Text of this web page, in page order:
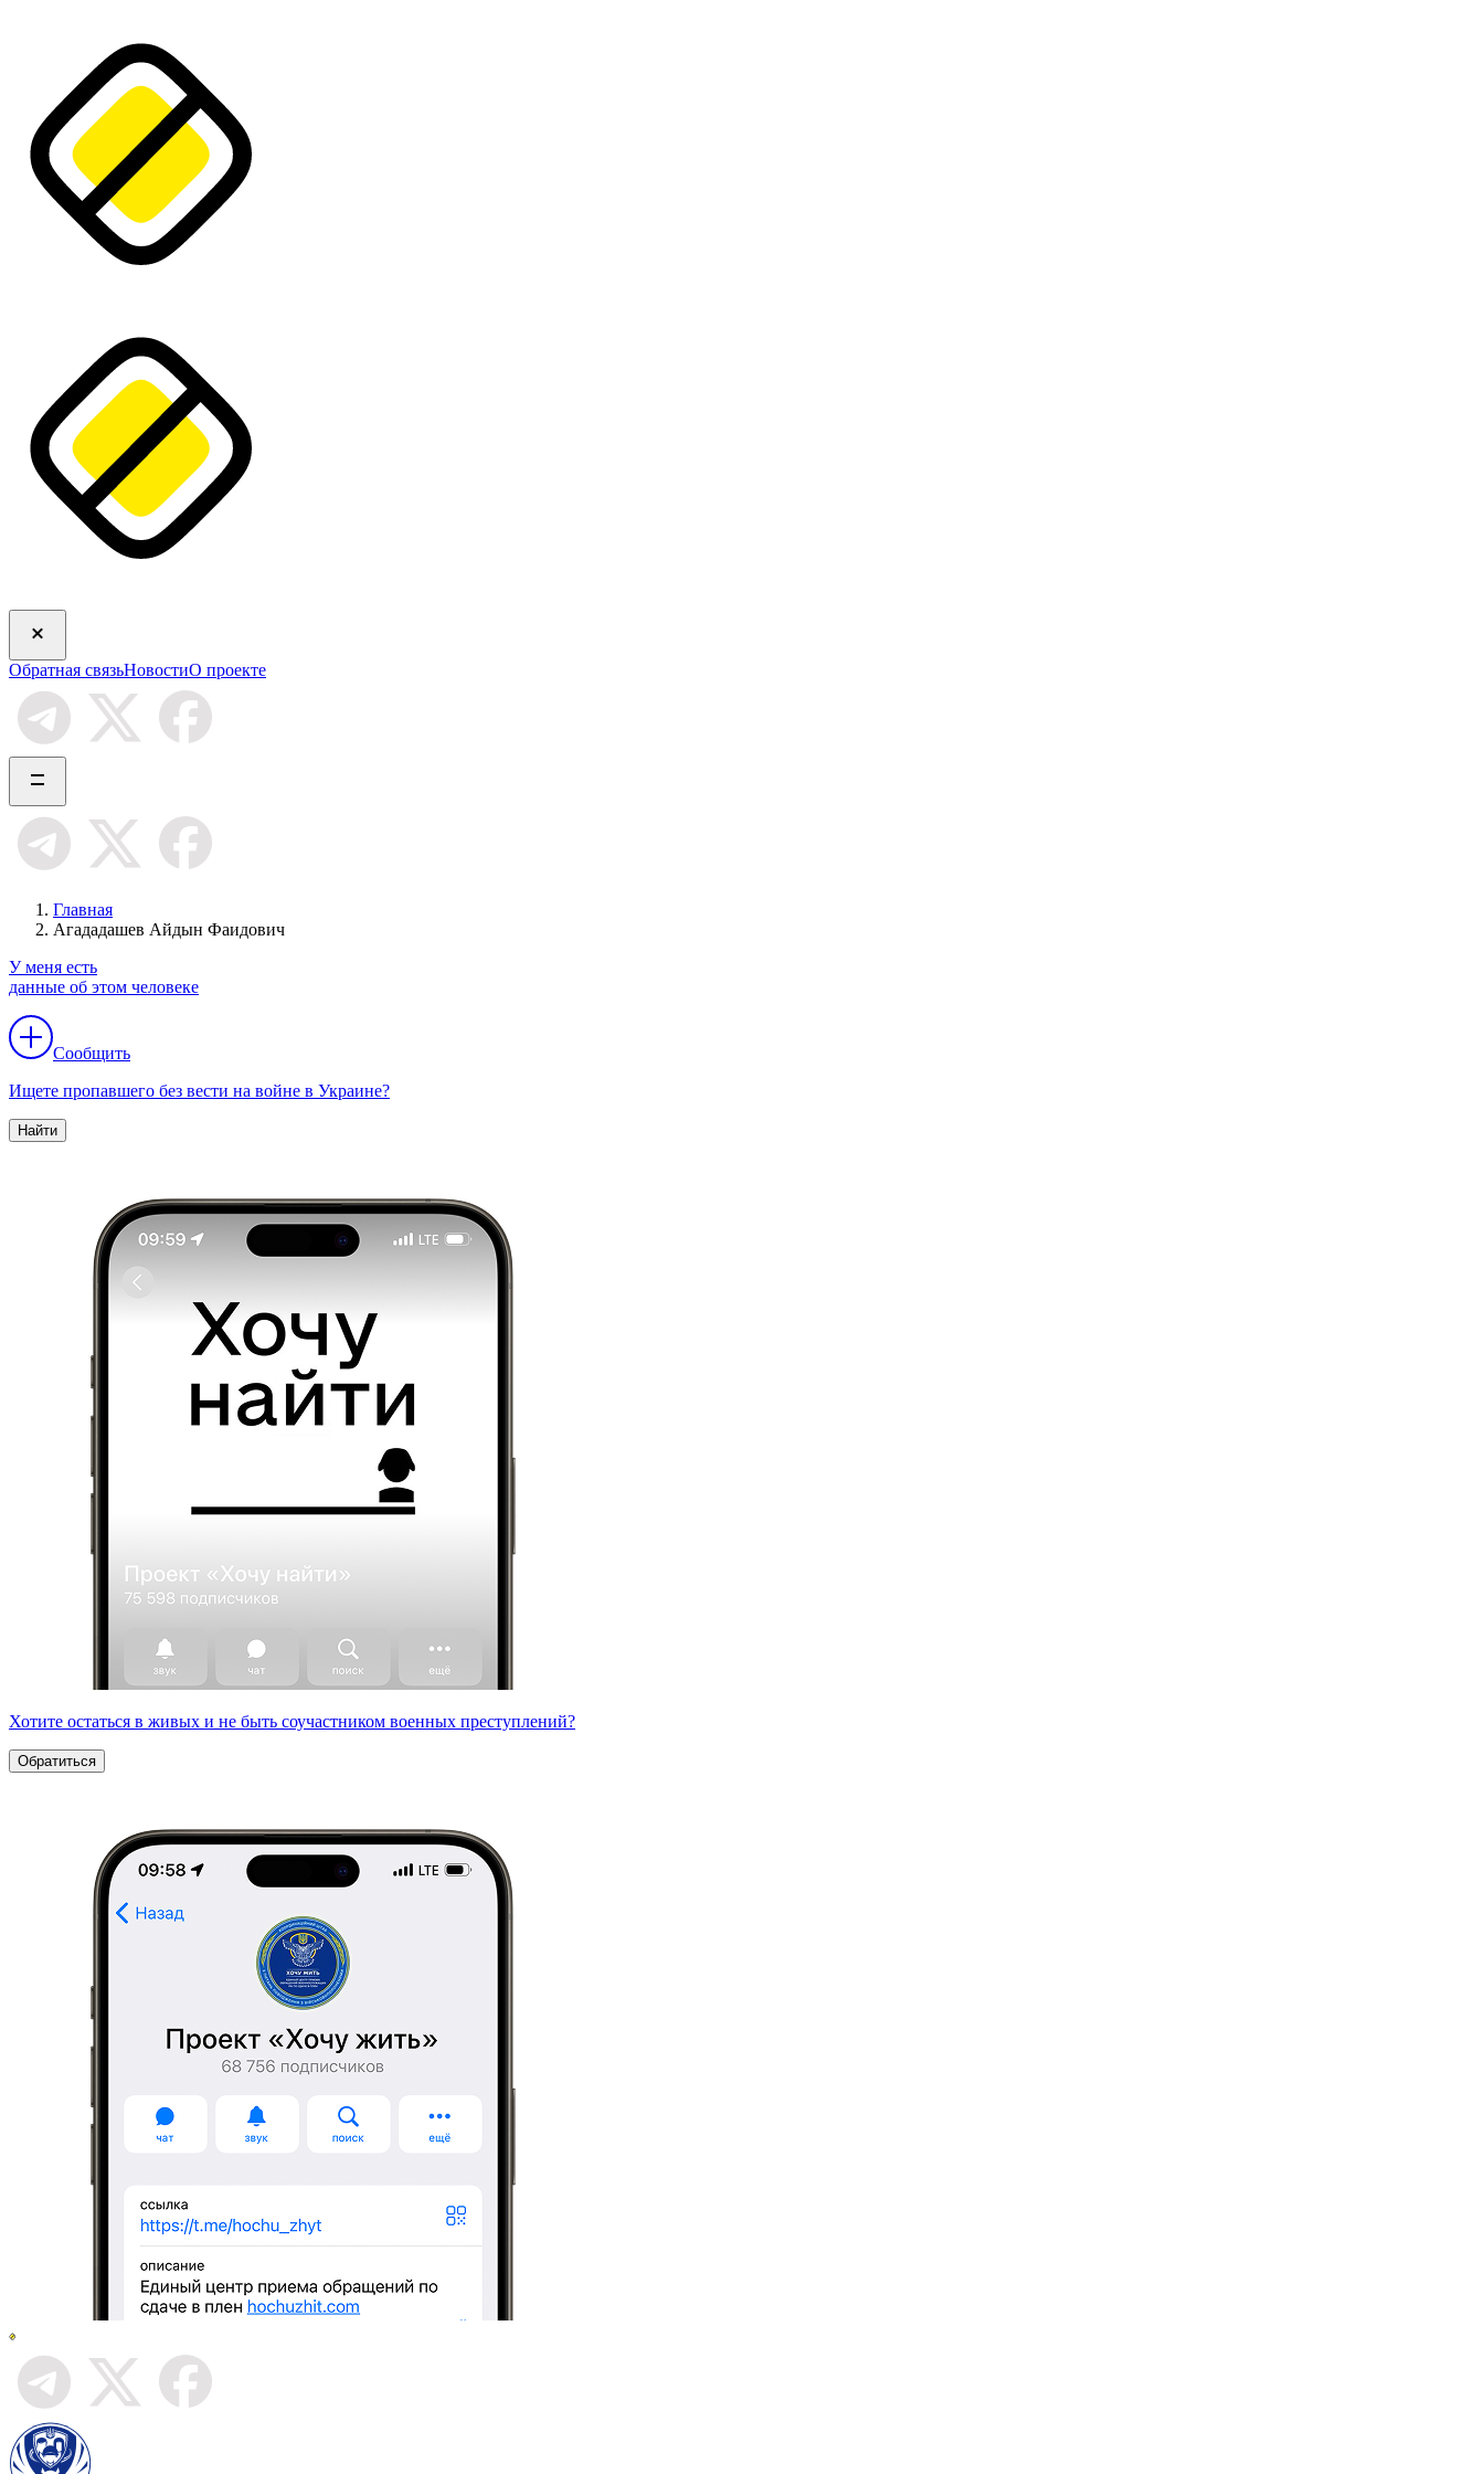
Обратная связьНовостиО проекте
Главная
Агададашев Айдын Фаидович
У меня есть
данные об этом человеке
Сообщить
Ищете пропавшего без вести на войне в Украине?
Найти
Хотите остаться в живых и не быть соучастником военных преступлений?
Обратиться